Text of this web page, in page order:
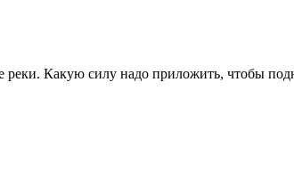
Какую силу надо приложить, чтобы